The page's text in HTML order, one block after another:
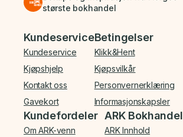
største bokhandel
Bunnmeny
Kundeservice
Kundeservice
Kjøpshjelp
Kontakt oss
Gavekort
Betingelser
Klikk&Hent
Kjøpsvilkår
Personvernerklæring
Informasjonskapsler
Kundefordeler
Om ARK-venn
ARK Bokhandel
ARK Innhold